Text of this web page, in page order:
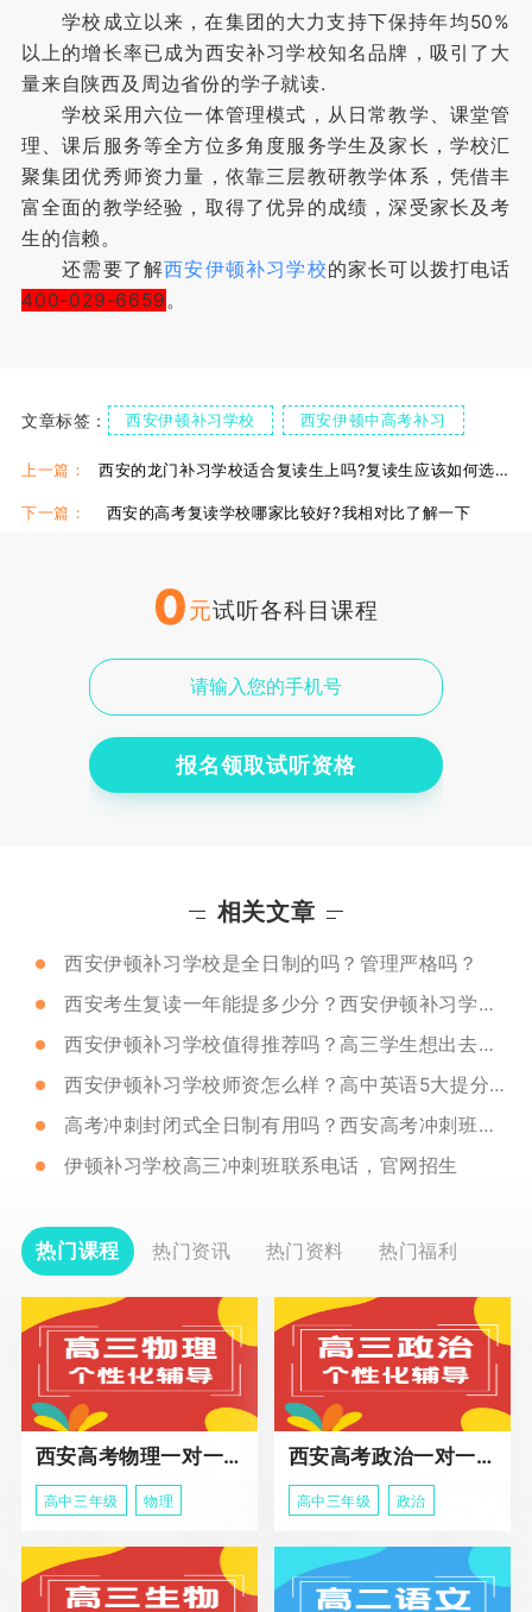
学校成立以来，在集团的大力支持下保持年均50%
以上的增长率已成为西安补习学校知名品牌，吸引了大
量来自陕西及周边省份的学子就读.
学校采用六位一体管理模式，从日常教学、课堂管
理、课后服务等全方位多角度服务学生及家长，学校汇
聚集团优秀师资力量，依靠三层教研教学体系，凭借丰
富全面的教学经验，取得了优异的成绩，深受家长及考
生的信赖。
还需要了解西安伊顿补习学校的家长可以拨打电话
400-029-6659 。
文章标签： 西安伊顿补习学校 西安伊顿中高考补习
西安伊顿校区环境好吗
上一篇： 西安的龙门补习学校适合复读生上吗?复读生应该如何选择学校?
下一篇： 西安的高考复读学校哪家比较好?我相对比了解一下
0元试听各科目课程
报名领取试听资格
相关文章
西安伊顿补习学校是全日制的吗？管理严格吗？
西安考生复读一年能提多少分？西安伊顿补习学校教学质量好不好？
西安伊顿补习学校值得推荐吗？高三学生想出去补课行不行？
西安伊顿补习学校师资怎么样？高中英语5大提分方法
高考冲刺封闭式全日制有用吗？西安高考冲刺班哪家比较好？
伊顿补习学校高三冲刺班联系电话，官网招生
热门课程 热门资讯 热门资料 热门福利
西安高考物理一对一辅导课程
高中三年级 物理
西安高考政治一对一辅导课程
高中三年级 政治